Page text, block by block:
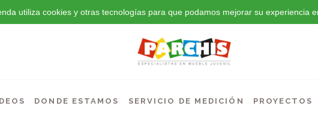
utiliza cookies y otras tecnologías para que podamos mejorar su experiencia
DONDE ESTAMOS SERVICIO DE MEDICIÓN PROYECTOS